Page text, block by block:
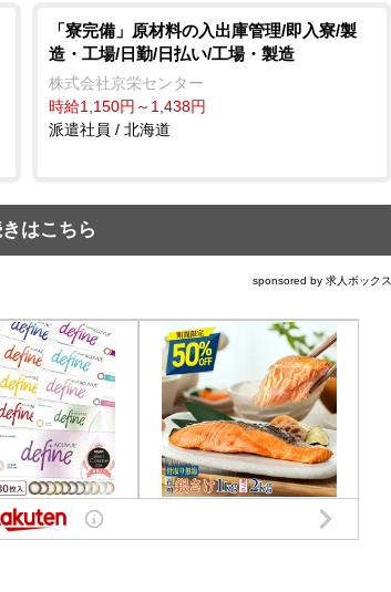
「寮完備」原材料の入出庫管理/即入寮/製
造・工場/日勤/日払い/工場・製造
株式会社京栄センター
時給1,150円～1,438円
派遣社員 / 北海道
はこちら
sponsored by 求人ボックス